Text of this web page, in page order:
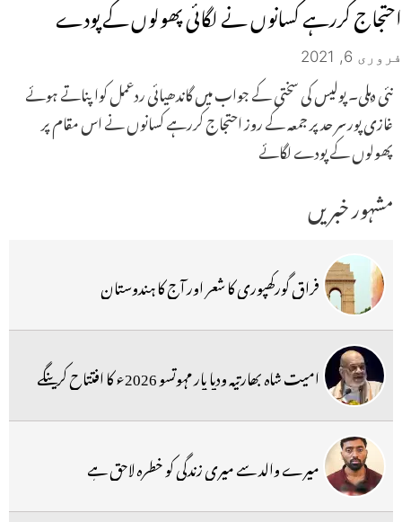
احتجاج کررہے کسانوں نے لگائی پھولوں کے پودے
فروری 6, 2021
نئی دہلی۔ پولیس کی سختی کے جواب میں گاندھیائی ردعمل کواپناتے ہوئے
غازی پورسر حد پر جمعہ کے روز احتجاج کررہے کسانوں نے اس مقام پر
پھولوں کے پودے لگائے
مشہور خبریں
فراق گورکھپوری کا شعر اور آج کا ہندوستان
امیت شاہ بھارتیہ ودیا پار مہوتسو 2026ء کا افتتاح کرینگے
میرے والد سے میری زندگی کو خطرہ لاحق ہے